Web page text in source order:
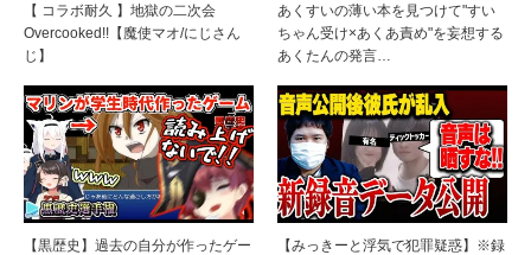
【 コラボ耐久 】地獄の二次会
Overcooked!!【魔使マオ/にじさん
じ】
あくすいの薄い本を見つけて"すい
ちゃん受け×あくあ責め"を妄想する
あくたんの発言…
【黒歴史】過去の自分が作ったゲー
【みっきーと浮気で犯罪疑惑】※録